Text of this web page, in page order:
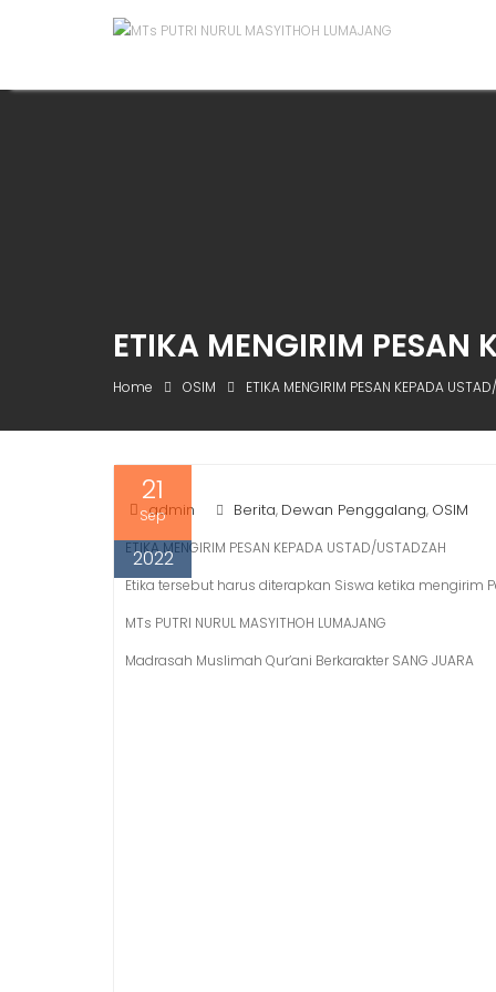
ETIKA MENGIRIM PESAN
Home OSIM ETIKA MENGIRIM PESAN KEPADA
21
Sep
2022
admin Berita, Dewan Penggalang, OSIM
ETIKA MENGIRIM PESAN KEPADA USTAD/USTADZAH
Etika tersebut harus diterapkan Siswa ketika mengirim
MTs PUTRI NURUL MASYITHOH LUMAJANG
Madrasah Muslimah Qur’ani Berkarakter SANG JUARA